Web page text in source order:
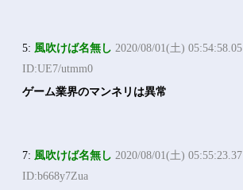
5: 風吹けば名無し 2020/08/01(土) 05:54:58.05
ID:UE7/utmm0
ゲーム業界のマンネリは異常
7: 風吹けば名無し 2020/08/01(土) 05:55:23.37
ID:b668y7Zua